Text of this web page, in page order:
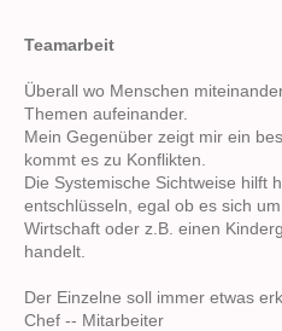
Teamarbeit
Überall wo Menschen
Themen aufeinander.
Mein Gegenüber zeigt mir ein
kommt es zu Konflikten.
Die Systemische Sichtweise hilft
entschlüsseln, egal ob es sich
Wirtschaft oder z.B. einen
handelt.
Der Einzelne soll immer etwas
Chef -- Mitarbeiter